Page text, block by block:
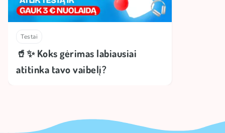
Testai
🥤✨ Koks gėrimas labiausiai
atitinka tavo vaibelį?